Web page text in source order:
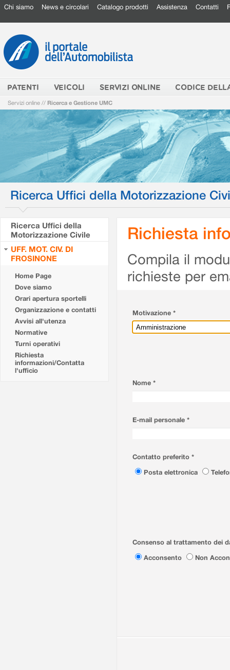
Chi siamo News e circolari Catalogo prodotti Assistenza Contatti
PATENTI VEICOLI SERVIZI ONLINE CODICE
Servizi online // Ricerca e Gestione UMC
Ricerca Uffici della Motorizzazione
Ricerca Uffici della
Motorizzazione Civile
UFF. MOT. CIV. DI
FROSINONE
Home Page
Dove siamo
Orari apertura sportelli
Organizzazione e contatti
Avvisi all'utenza
Normative
Turni operativi
Richiesta
informazioni/Contatta
l'ufficio
Richiesta
Compila il
richieste per
Motivazione *
Nome *
E-mail personale *
Contatto preferito *
Posta elettronica
Consenso al trattamento dei
Acconsento
Non